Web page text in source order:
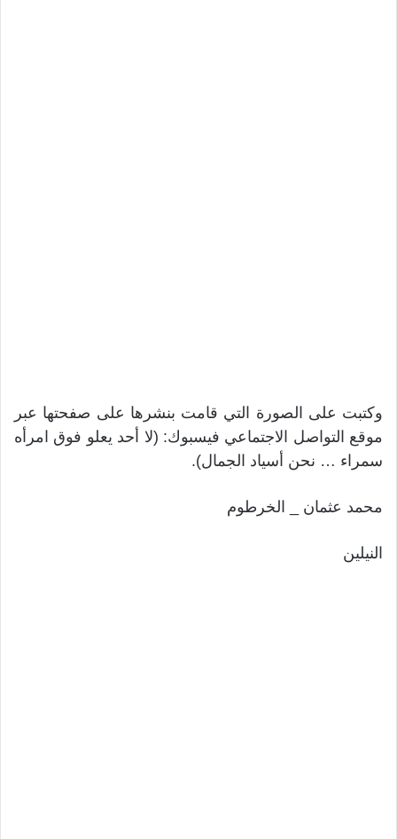
وكتبت على الصورة التي قامت بنشرها على صفحتها عبر
موقع التواصل الاجتماعي فيسبوك: (لا أحد يعلو فوق امرأه
سمراء … نحن أسياد الجمال).
محمد عثمان _ الخرطوم
النيلين